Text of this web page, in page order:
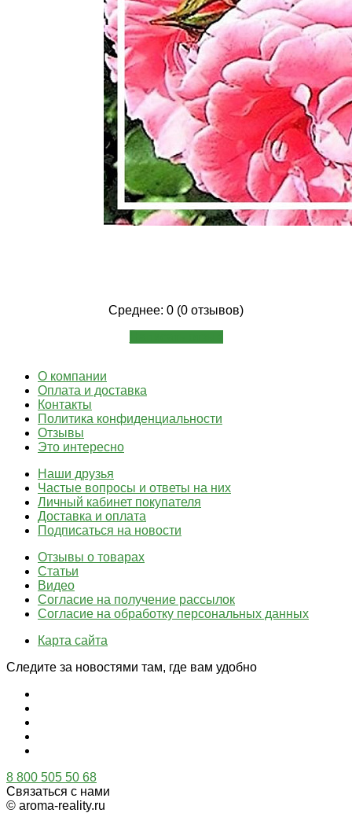
Среднее: 0 (0 отзывов)
О компании
Оплата и доставка
Контакты
Политика конфиденциальности
Отзывы
Это интересно
Наши друзья
Частые вопросы и ответы на них
Личный кабинет покупателя
Доставка и оплата
Подписаться на новости
Отзывы о товарах
Статьи
Видео
Согласие на получение рассылок
Согласие на обработку персональных данных
Карта сайта
Следите за новостями там, где вам удобно
8 800 505 50 68
Связаться с нами
© aroma-reality.ru